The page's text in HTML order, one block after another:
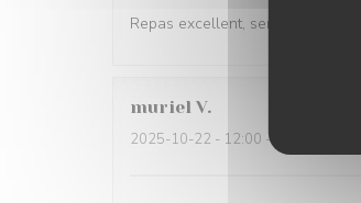
Repas excellent, serveuses très
muriel V
2025-10-22 - 12:00 - Couverts 5